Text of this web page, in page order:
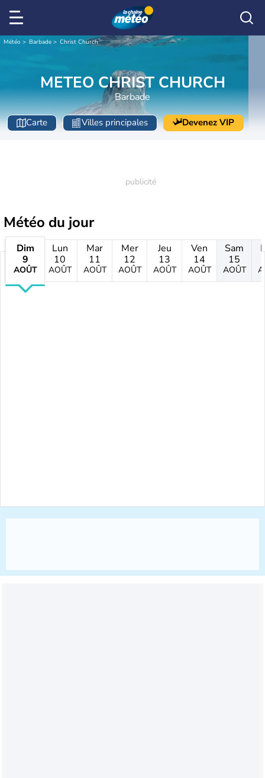
Météo Barbade Christ Church
METEO CHRIST CHURCH
Barbade
Carte Villes principales Devenez VIP
Météo du jour
Dim
9
AOÛT
Lun
10
AOÛT
Mar
11
AOÛT
Mer
12
AOÛT
Jeu
13
AOÛT
Ven
14
AOÛT
Sam
15
AOÛT